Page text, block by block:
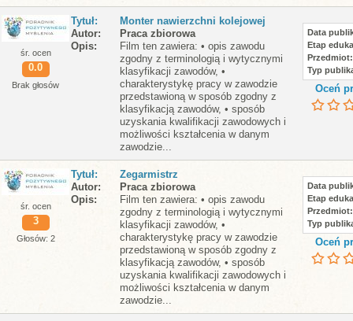
śr. ocen
0.0
Brak głosów
Tytuł
Monter nawierzchni kolejowej
Autor
Praca zbiorowa
Opis
Film ten zawiera: • opis zawodu
zgodny z terminologią i wytycznymi
klasyfikacji zawodów, •
charakterystykę pracy w zawodzie
przedstawioną w sposób zgodny z
klasyfikacją zawodów, • sposób
uzyskania kwalifikacji zawodowych i
możliwości kształcenia w danym
zawodzie...
Data
Etap
Przedmiot
Typ
Oceń
śr. ocen
3
Głosów: 2
Tytuł
Zegarmistrz
Autor
Praca zbiorowa
Opis
Film ten zawiera: • opis zawodu
zgodny z terminologią i wytycznymi
klasyfikacji zawodów, •
charakterystykę pracy w zawodzie
przedstawioną w sposób zgodny z
klasyfikacją zawodów, • sposób
uzyskania kwalifikacji zawodowych i
możliwości kształcenia w danym
zawodzie...
Data
Etap
Przedmiot
Typ
Oceń